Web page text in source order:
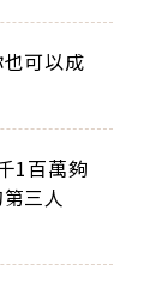
可以成
1百萬夠
三人